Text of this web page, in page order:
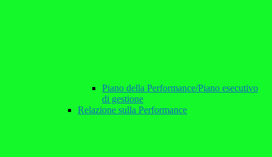
Piano della Performance/Piano esecutivo
di gestione
Relazione sulla Performance